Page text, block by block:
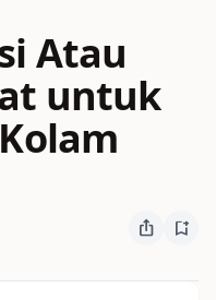
Atau
untuk
ios_share bookmark_add